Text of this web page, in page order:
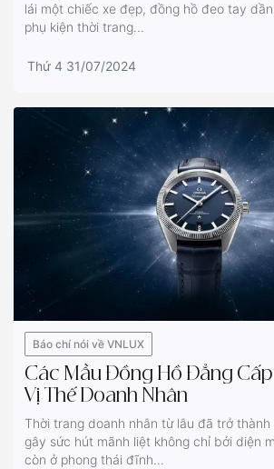
lái một chiếc xe đẹp, đồng hồ đeo tay
phụ kiện thời trang...
Thứ 4 31/07/2024
Báo chí nói về VNLUX
Các Mẫu Đồng Hồ Đẳng
Vị Thế Doanh Nhân
Thời trang doanh nhân từ lâu đã trở thành
gây sức hút mãnh liệt không chỉ bởi diện
còn ở phong thái đĩnh...